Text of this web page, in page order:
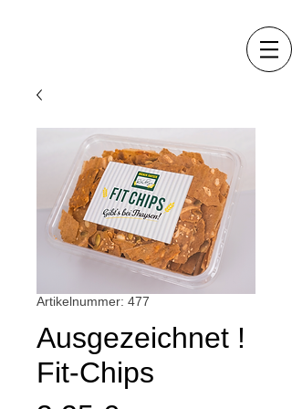
Artikelnummer: 477
Ausgezeichnet !
Fit-Chips